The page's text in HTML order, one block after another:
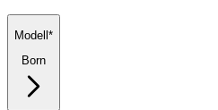
Modell*
Born